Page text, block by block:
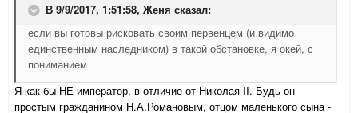
В 9/9/2017, 1:51:58, Женя сказал:
если вы готовы рисковать своим первенцем (и видимо
единственным наследником) в такой обстановке, я окей, с
пониманием
Я как бы НЕ император, в отличие от Николая II. Будь он
простым гражданином Н.А.Романовым, отцом маленького сына -